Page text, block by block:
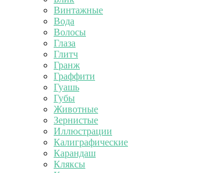
Винтажные
Вода
Волосы
Глаза
Глитч
Гранж
Граффити
Гуашь
Губы
Животные
Зернистые
Иллюстрации
Калиграфические
Карандаш
Кляксы